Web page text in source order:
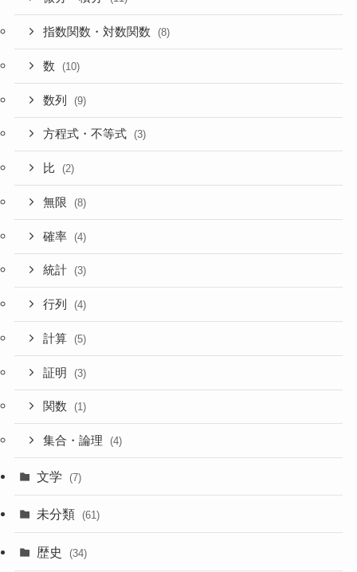
指数関数・対数関数 (8)
数 (10)
数列 (9)
方程式・不等式 (3)
比 (2)
無限 (8)
確率 (4)
統計 (3)
行列 (4)
計算 (5)
証明 (3)
関数 (1)
集合・論理 (4)
文学 (7)
未分類 (61)
歴史 (34)